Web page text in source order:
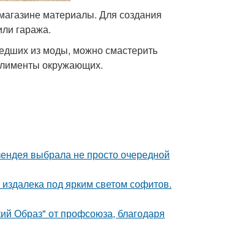
материалы. Для создания
гаража.
из моды, можно смастерить
окружающих.
выбрала не просто очередной
под ярким светом софитов.
Образ" от профсоюза, благодаря